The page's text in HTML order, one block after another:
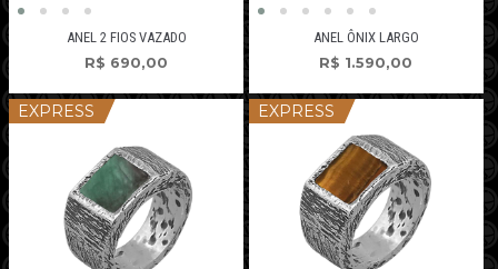
ANEL 2 FIOS VAZADO
R$ 690,00
ANEL ÔNIX LARGO
R$ 1.590,00
EXPRESS EXPRESS